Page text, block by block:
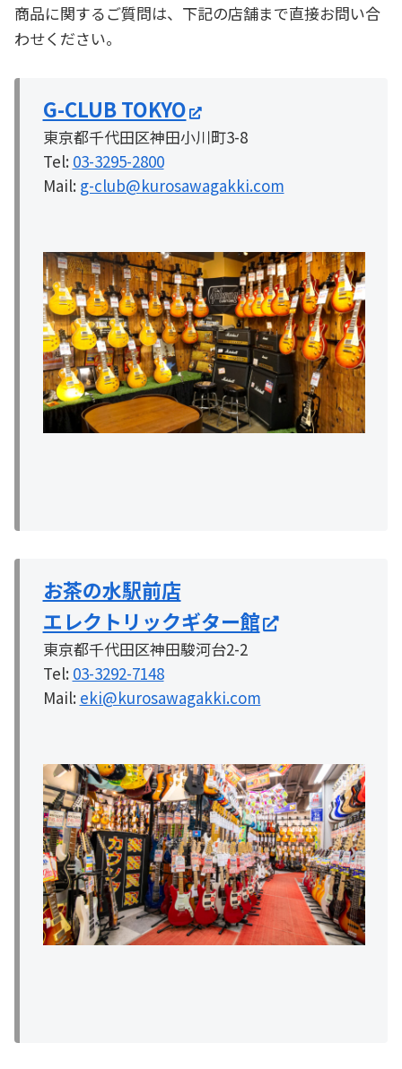
商品に関するご質問は、下記の店舗まで直接お問い合
わせください。
G-CLUB TOKYO
東京都千代田区神田小川町3-8
Tel: 03-3295-2800
Mail: g-club@kurosawagakki.com
お茶の水駅前店
エレクトリックギター館
東京都千代田区神田駿河台2-2
Tel: 03-3292-7148
Mail: eki@kurosawagakki.com